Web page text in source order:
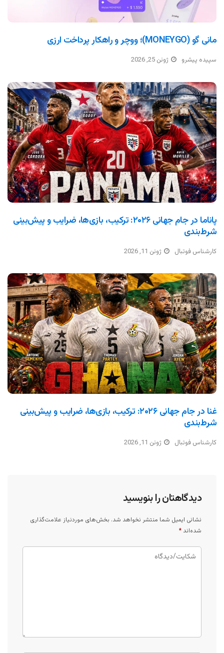
مانی گو (MONEYGO)؛ ووچر و راهکار پرداخت ارزی
سپیده پیشرو ژوئن 25, 2026
پاناما در جام جهانی ۲۰۲۶: ترکیب، بازی‌ها، ضرایب و پیش‌بینی
شرط‌بندی
کارشناس فوتبال ژوئن 11, 2026
غنا در جام جهانی ۲۰۲۶: ترکیب، بازی‌ها، ضرایب و پیش‌بینی
شرط‌بندی
کارشناس فوتبال ژوئن 11, 2026
دیدگاهتان را بنویسید
نشانی ایمیل شما منتشر نخواهد شد. بخش‌های موردنیاز علامت‌گذاری
شده‌اند *